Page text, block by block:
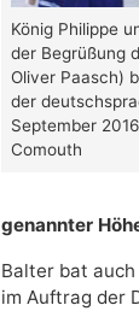
König Philippe
der Begrüßung
Oliver Paasch)
der
September
Comouth
genannter
Balter bat
im Auftrag der